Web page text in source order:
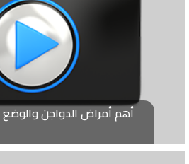
أهم أمراض الدواجن والوضع